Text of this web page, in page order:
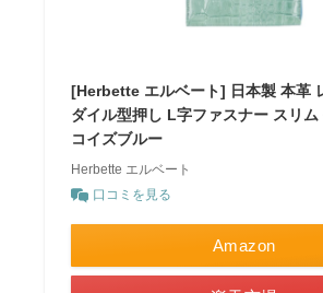
[Herbette エルベート] 日本製 本革
ダイル型押し L字ファスナー スリ
コイズブルー
Herbette エルベート
口コミを見る
Amazon